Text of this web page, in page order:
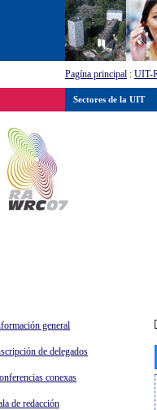
Pagína principal : UIT-
general
de delegados
conexas
de redacción
Sectores de la UIT